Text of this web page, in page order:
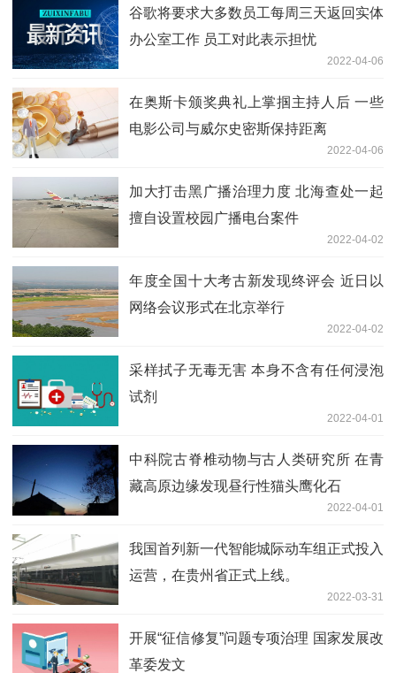
谷歌将要求大多数员工每周三天返回实体
办公室工作 员工对此表示担忧
2022-04-06
在奥斯卡颁奖典礼上掌掴主持人后 一些
电影公司与威尔史密斯保持距离
2022-04-06
加大打击黑广播治理力度 北海查处一起
擅自设置校园广播电台案件
2022-04-02
年度全国十大考古新发现终评会 近日以
网络会议形式在北京举行
2022-04-02
采样拭子无毒无害 本身不含有任何浸泡
试剂
2022-04-01
中科院古脊椎动物与古人类研究所 在青
藏高原边缘发现昼行性猫头鹰化石
2022-04-01
我国首列新一代智能城际动车组正式投入
运营，在贵州省正式上线。
2022-03-31
开展“征信修复”问题专项治理 国家发展改
革委发文